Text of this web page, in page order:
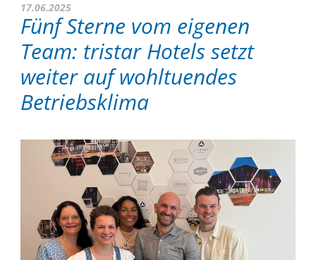
17.06.2025
Fünf Sterne vom eigenen
Team: tristar Hotels setzt
weiter auf wohltuendes
Betriebsklima